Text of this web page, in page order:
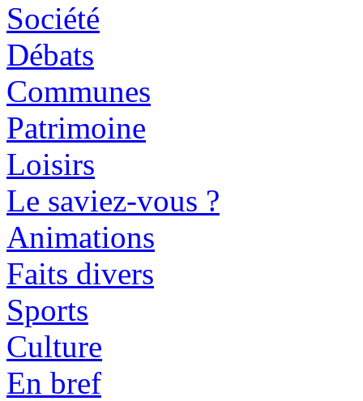
Société
Débats
Communes
Patrimoine
Loisirs
Le saviez-vous ?
Animations
Faits divers
Sports
Culture
En bref